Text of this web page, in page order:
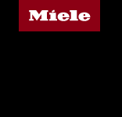
Miele avaleht